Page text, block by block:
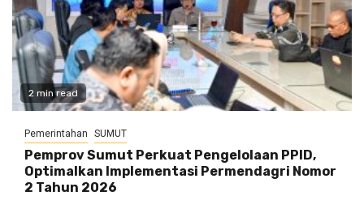
2 min read
Pemerintahan SUMUT
Pemprov Sumut Perkuat Pengelolaan PPID,
Optimalkan Implementasi Permendagri Nomor
2 Tahun 2026